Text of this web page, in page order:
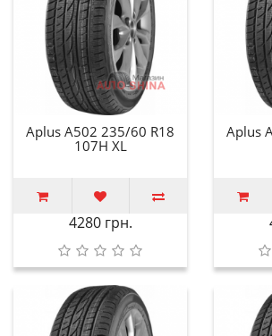
Aplus A502 235/60 R18
107H XL
4280 грн.
Aplus